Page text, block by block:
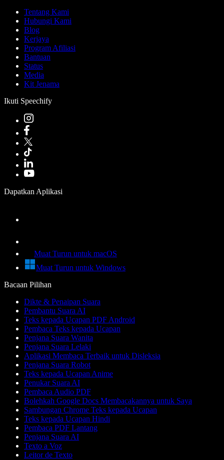
Tentang Kami
Hubungi Kami
Blog
Kerjaya
Program Afiliasi
Bantuan
Status
Media
Kit Jenama
Ikuti Speechify
Dapatkan Aplikasi
Muat Turun untuk macOS
Muat Turun untuk Windows
Bacaan Pilihan
Dikte & Penaipan Suara
Pembantu Suara AI
Teks kepada Ucapan PDF Android
Pembaca Teks kepada Ucapan
Penjana Suara Wanita
Penjana Suara Lelaki
Aplikasi Membaca Terbaik untuk Disleksia
Penjana Suara Robot
Teks kepada Ucapan Anime
Penukar Suara AI
Pembaca Audio PDF
Bolehkah Google Docs Membacakannya untuk Saya
Sambungan Chrome Teks kepada Ucapan
Teks kepada Ucapan Hindi
Pembaca PDF Lantang
Penjana Suara AI
Texto a Voz
Leitor de Texto